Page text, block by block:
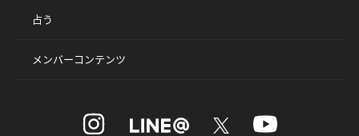
占う
メンバーコンテンツ